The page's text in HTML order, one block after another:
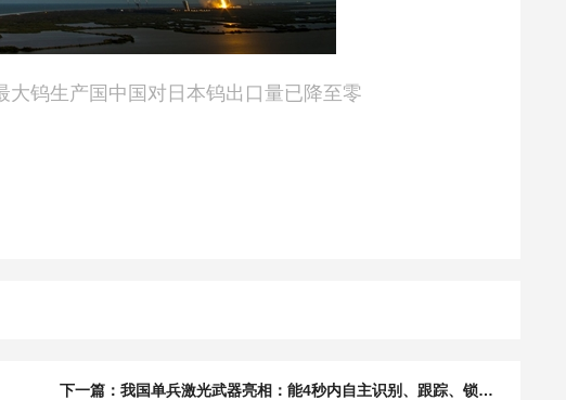
钨生产国中国对日本钨出口量已降至零
下一篇：我国单兵激光武器亮相：能4秒内自主识别、跟踪、锁定、烧毁无人机